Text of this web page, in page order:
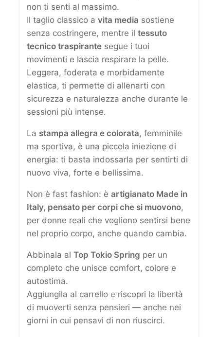
non ti senti al massimo.
Il taglio classico a vita media sostiene
senza costringere, mentre il tessuto
tecnico traspirante segue i tuoi
movimenti e lascia respirare la pelle.
Leggera, foderata e morbidamente
elastica, ti permette di allenarti con
sicurezza e naturalezza anche durante le
sessioni più intense.
La stampa allegra e colorata, femminile
ma sportiva, è una piccola iniezione di
energia: ti basta indossarla per sentirti di
nuovo viva, forte e bellissima.
Non è fast fashion: è artigianato Made in
Italy, pensato per corpi che si muovono,
per donne reali che vogliono sentirsi bene
nel proprio corpo, anche quando cambia.
Abbinala al Top Tokio Spring per un
completo che unisce comfort, colore e
autostima.
Aggiungila al carrello e riscopri la libertà
di muoverti senza pensieri — anche nei
giorni in cui pensavi di non riuscirci.